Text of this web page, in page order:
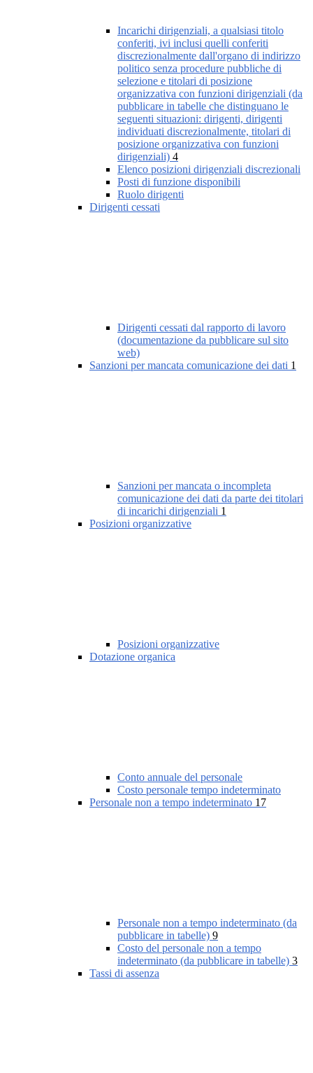
Incarichi dirigenziali, a qualsiasi titolo
conferiti, ivi inclusi quelli conferiti
discrezionalmente dall'organo di indirizzo
politico senza procedure pubbliche di
selezione e titolari di posizione
organizzativa con funzioni dirigenziali (da
pubblicare in tabelle che distinguano le
seguenti situazioni: dirigenti, dirigenti
individuati discrezionalmente, titolari di
posizione organizzativa con funzioni
dirigenziali) 4
Elenco posizioni dirigenziali discrezionali
Posti di funzione disponibili
Ruolo dirigenti
Dirigenti cessati
Dirigenti cessati dal rapporto di lavoro
(documentazione da pubblicare sul sito
web)
Sanzioni per mancata comunicazione dei dati 1
Sanzioni per mancata o incompleta
comunicazione dei dati da parte dei titolari
di incarichi dirigenziali 1
Posizioni organizzative
Posizioni organizzative
Dotazione organica
Conto annuale del personale
Costo personale tempo indeterminato
Personale non a tempo indeterminato 17
Personale non a tempo indeterminato (da
pubblicare in tabelle) 9
Costo del personale non a tempo
indeterminato (da pubblicare in tabelle) 3
Tassi di assenza